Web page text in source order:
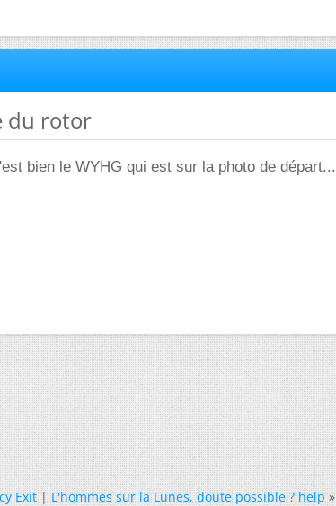
du rotor
bien le WYHG qui est sur la photo de départ...
Exit|L'hommes sur la Lunes, doute possible ? help »